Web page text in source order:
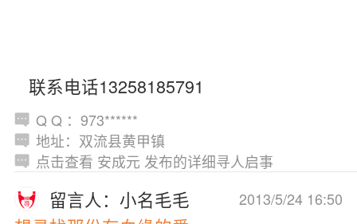
联系电话13258185791
Q Q ：973******
地址：双流县黄甲镇
点击查看 安成元 发布的详细寻人启事
2013/5/24 16:50
留言人：小名毛毛